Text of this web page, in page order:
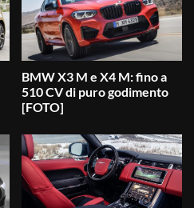
BMW X3 M e X4 M: fino a
510 CV di puro godimento
[FOTO]